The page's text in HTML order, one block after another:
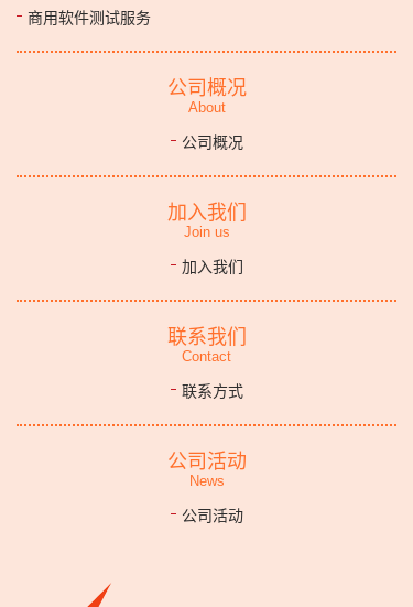
商用软件测试服务
公司概况
About
公司概况
加入我们
Join us
加入我们
联系我们
Contact
联系方式
公司活动
News
公司活动